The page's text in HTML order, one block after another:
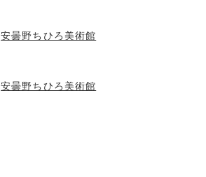
安曇野ちひろ美術館
安曇野ちひろ美術館